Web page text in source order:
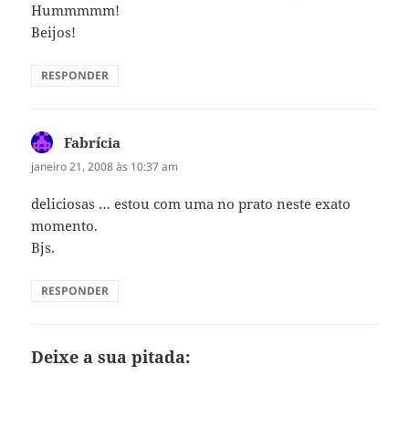
Hummmmm!
Beijos!
RESPONDER
Fabrícia
janeiro 21, 2008 às 10:37 am
deliciosas … estou com uma no prato neste exato
momento.
Bjs.
RESPONDER
Deixe a sua pitada: